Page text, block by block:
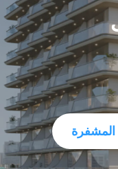
المشفرة